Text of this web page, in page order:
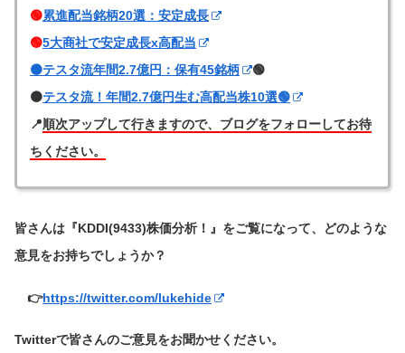
🟢累進配当銘柄20選：安定成長
🟢5大商社で安定成長x高配当
🟠テスタ流年間2.7億円：保有45銘柄
🟢
🟠テスタ流！年間2.7億円生む高配当株10選🟢
📍順次アップして行きますので、ブログをフォローしてお待
ちください。
皆さんは『KDDI(9433)株価分析！』をご覧になって、どのような
意見をお持ちでしょうか？
👉https://twitter.com/lukehide
Twitterで皆さんのご意見をお聞かせください。